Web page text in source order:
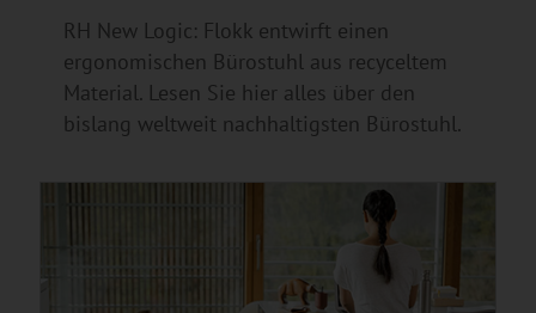
RH New Logic: Flokk entwirft einen
ergonomischen Bürostuhl aus recyceltem
Material. Lesen Sie hier alles über den
bislang weltweit nachhaltigsten Bürostuhl.